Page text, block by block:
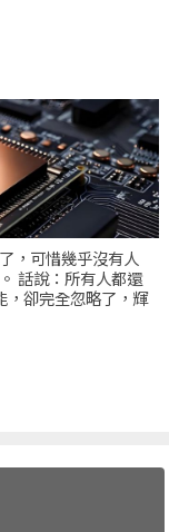
，可惜幾乎沒有人
話說：所有人都還
，卻完全忽略了，輝